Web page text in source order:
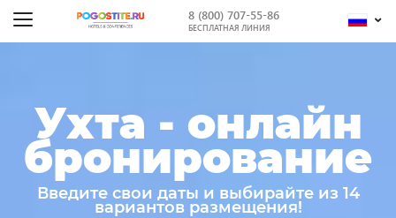
8 (800) 707-55-86
БЕСПЛАТНАЯ ЛИНИЯ
Ухта - онлайн
бронирование
Введите свои даты и выбирайте из 14
вариантов размещения!